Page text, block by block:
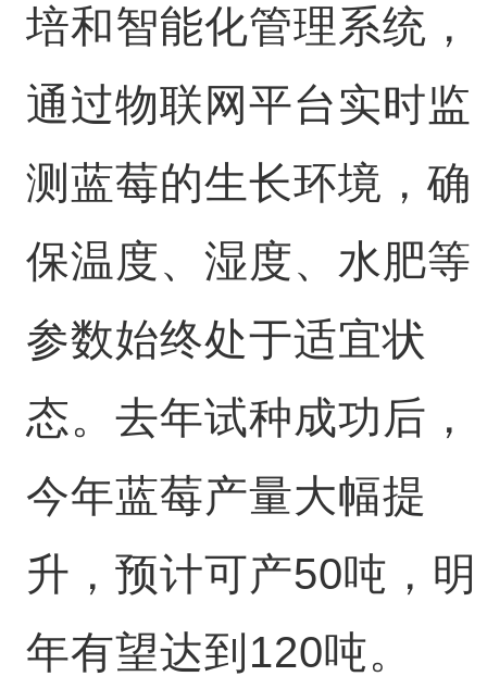
培和智能化管理系统，
通过物联网平台实时监
测蓝莓的生长环境，确
保温度、湿度、水肥等
参数始终处于适宜状
态。去年试种成功后，
今年蓝莓产量大幅提
升，预计可产50吨，明
年有望达到120吨。